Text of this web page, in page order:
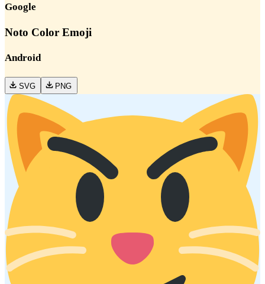
Google
Noto Color Emoji
Android
SVG PNG